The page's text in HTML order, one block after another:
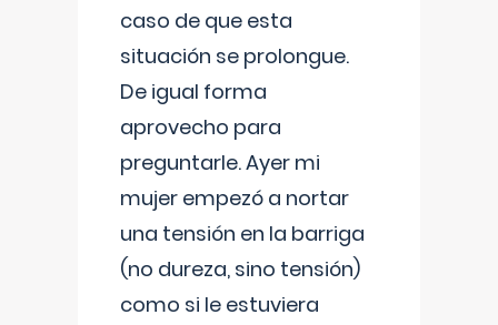
caso de que esta
situación se prolongue.
De igual forma
aprovecho para
preguntarle. Ayer mi
mujer empezó a nortar
una tensión en la barriga
(no dureza, sino tensión)
como si le estuviera